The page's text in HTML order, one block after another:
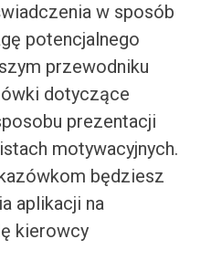
w sposób
potencjalnego
przewodniku
dotyczące
prezentacji
motywacyjnych.
będziesz
aplikacji na
kierowcy